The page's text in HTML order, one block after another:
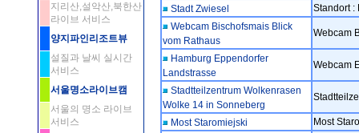
지리산,설악산,북한산
라이브 서비스
양지파인리조트뷰
설질과 날씨 실시간
서비스
서울명소라이브캠
서울의 명소 라이브
서비스
Stadt Zwiesel
Standort :
Webcam Bischofsmais Blick
vom Rathaus
Webcam
Hamburg Eppendorfer
Landstrasse
Webcam
Stadtteilzentrum Wolkenrasen
Wolke 14 in Sonneberg
Most Staromiejski
Most